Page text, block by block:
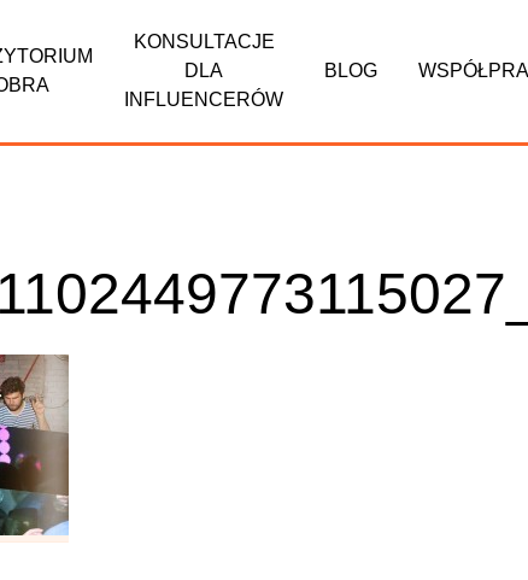
KONSULTACJE
DLA
INFLUENCERÓW
BLOG